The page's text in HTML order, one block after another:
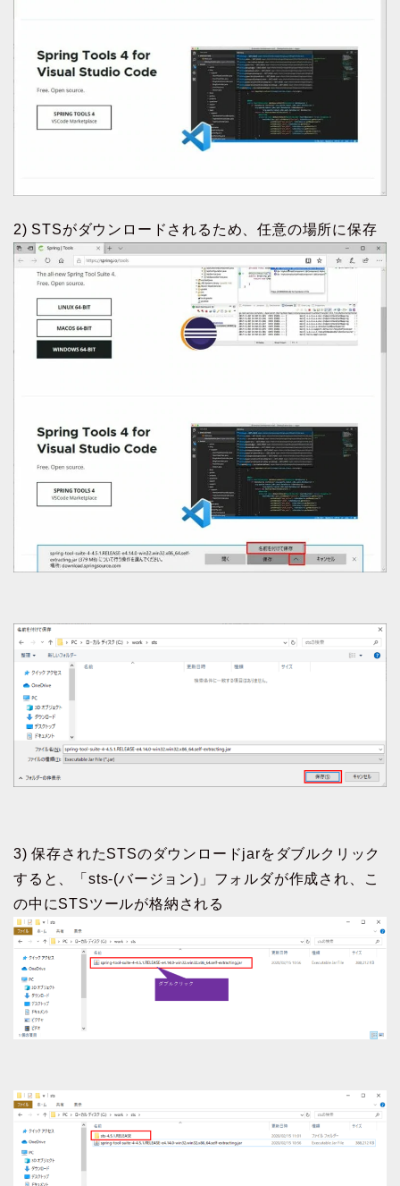
2) STSがダウンロードされるため、任意の場所に保存
3) 保存されたSTSのダウンロードjarをダブルクリック
すると、「sts-(バージョン)」フォルダが作成され、こ
の中にSTSツールが格納される